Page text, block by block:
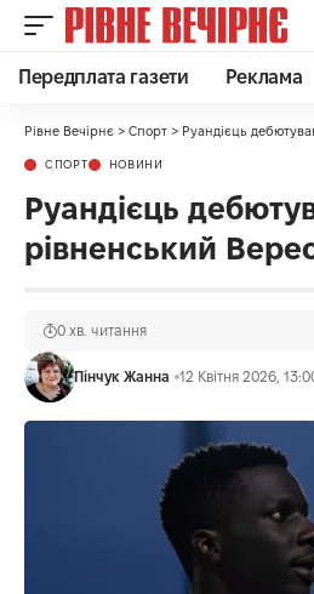
Передплата газети Реклама
Рівне Вечірнє > Спорт > Руандієць
СПОРТ НОВИНИ
Руандієць
рівненський
Пінчук Жанна 12 Квітня 2026,
0 хв. читання